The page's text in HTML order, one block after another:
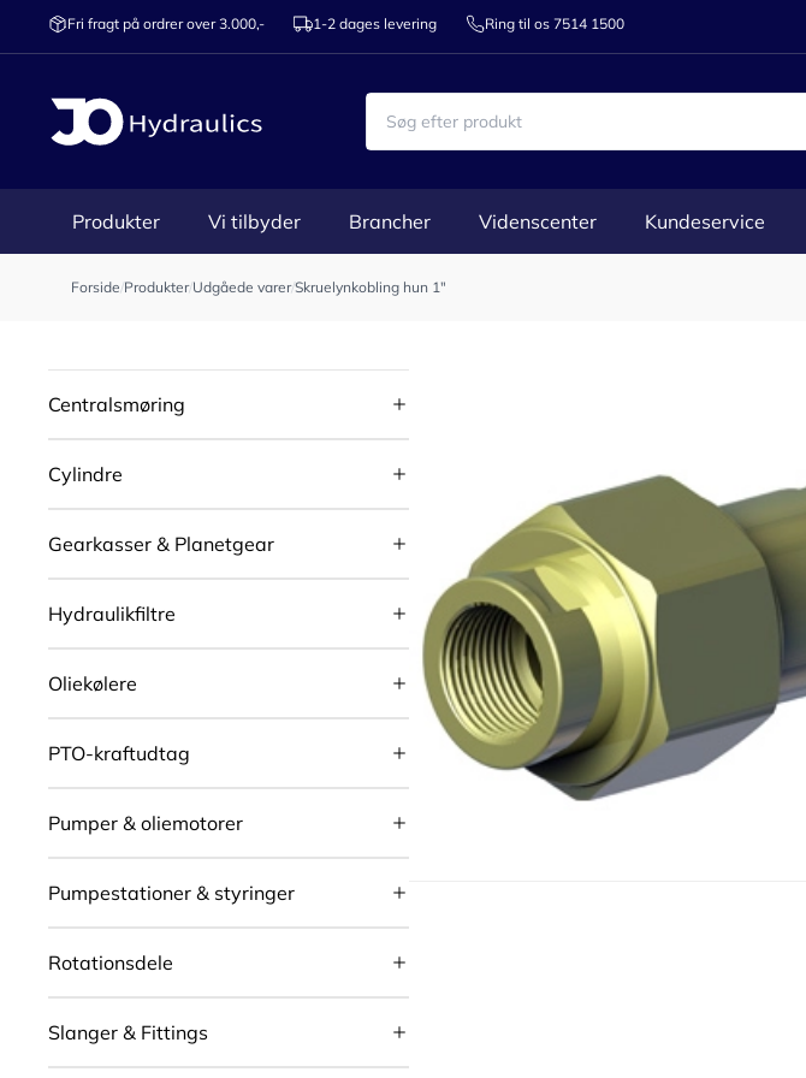
Fri fragt på ordrer over 3.000,- 1-2 dages levering Ring til os 7514 1500
Produkter Vi tilbyder Brancher Videnscenter Kundeservice
Forside/Produkter/Udgåede varer/Skruelynkobling hun 1"
Centralsmøring
Cylindre
Gearkasser & Planetgear
Hydraulikfiltre
Oliekølere
PTO-kraftudtag
Pumper & oliemotorer
Pumpestationer & styringer
Rotationsdele
Slanger & Fittings